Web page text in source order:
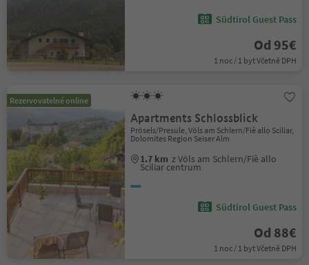
Südtirol Guest Pass
Od 95€
1 noc / 1 byt Včetně DPH
Rezervovatelné online
Apartments Schlossblick
Prösels/Presule, Völs am Schlern/Fiè allo Sciliar,
Dolomites Region Seiser Alm
1.7 km z Völs am Schlern/Fiè allo
Sciliar centrum
Südtirol Guest Pass
Od 88€
1 noc / 1 byt Včetně DPH